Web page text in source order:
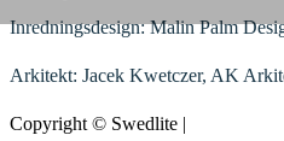
Inredningsdesign: Malin Palm
Arkitekt: Jacek Kwetczer, AK
Copyright © Swedlite |